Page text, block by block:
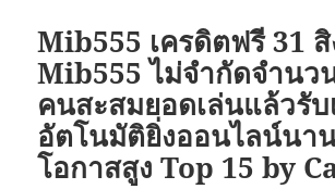
Mib555 เครดิตฟรี 31
Mib555 ไม่จำกัดจำนว
คนสะสมยอดเล่นแล้วรั
อัตโนมัติยิ่งออนไลน์นา
โอกาสสูง Top 15 by